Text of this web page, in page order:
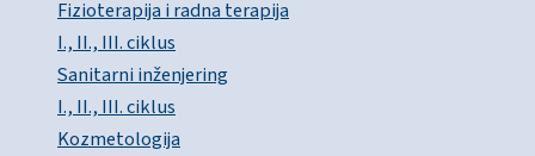
Fizioterapija i radna terapija
I., II., III. ciklus
Sanitarni inženjering
I., II., III. ciklus
Kozmetologija